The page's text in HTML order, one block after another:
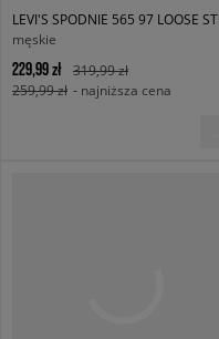
męskie
229,99 zł
319,99 zł
259,99 zł - najniższa cena